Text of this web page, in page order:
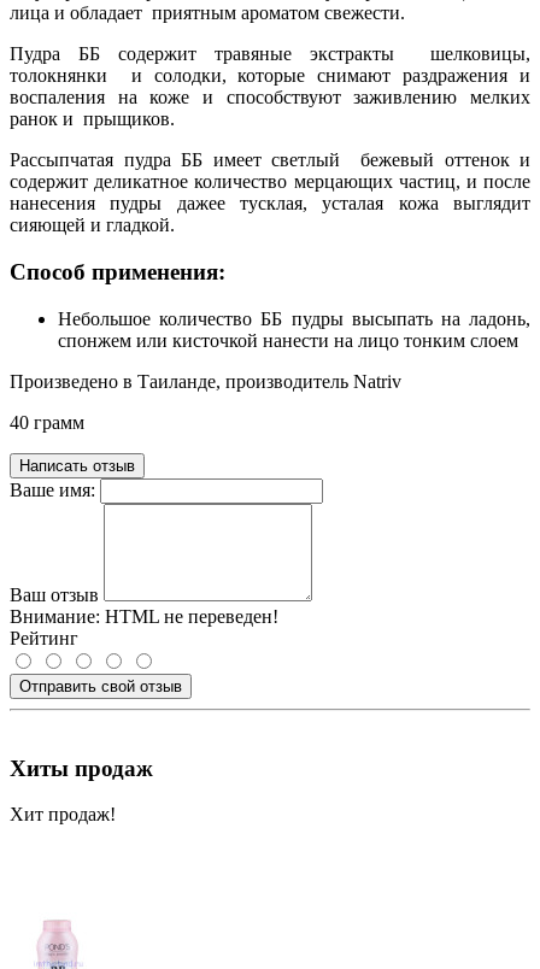
лица и обладает приятным ароматом свежести.
Пудра ББ содержит травяные экстракты шелковицы,
толокнянки и солодки, которые снимают раздражения и
воспаления на коже и способствуют заживлению мелких
ранок и прыщиков.
Рассыпчатая пудра ББ имеет светлый бежевый оттенок и
содержит деликатное количество мерцающих частиц, и после
нанесения пудры дажее тусклая, усталая кожа выглядит
сияющей и гладкой.
Способ применения:
Небольшое количество ББ пудры высыпать на ладонь,
спонжем или кисточкой нанести на лицо тонким слоем
Произведено в Таиланде, производитель Natriv
40 грамм
Написать отзыв
Ваше имя:
Ваш отзыв
Внимание: HTML не переведен!
Рейтинг
Отправить свой отзыв
Хиты продаж
Хит продаж!